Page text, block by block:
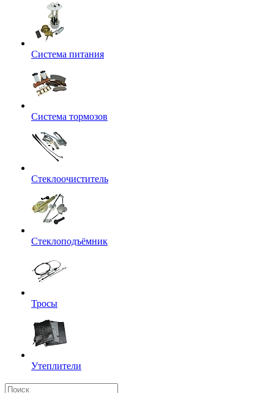
Система питания
Система тормозов
Стеклоочиститель
Стеклоподъёмник
Тросы
Утеплители